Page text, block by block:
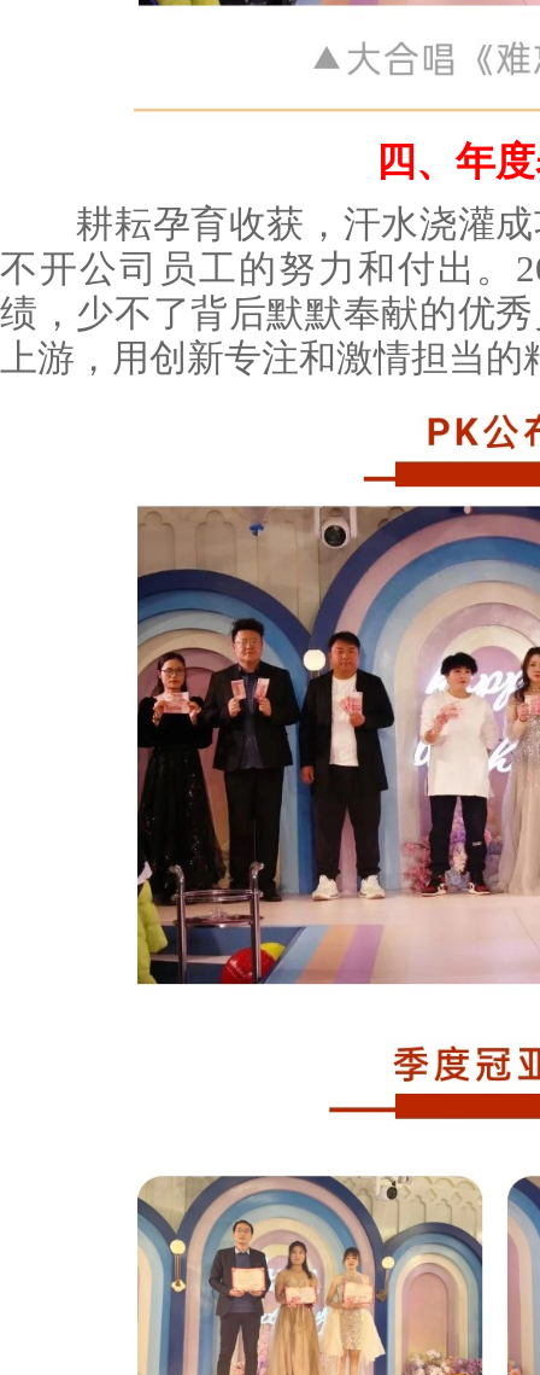
四、年
耕耘孕育收获，汗水浇灌成
不开公司员工的努力和付出。
绩，少不了背后默默奉献的优
上游，用创新专注和激情担当